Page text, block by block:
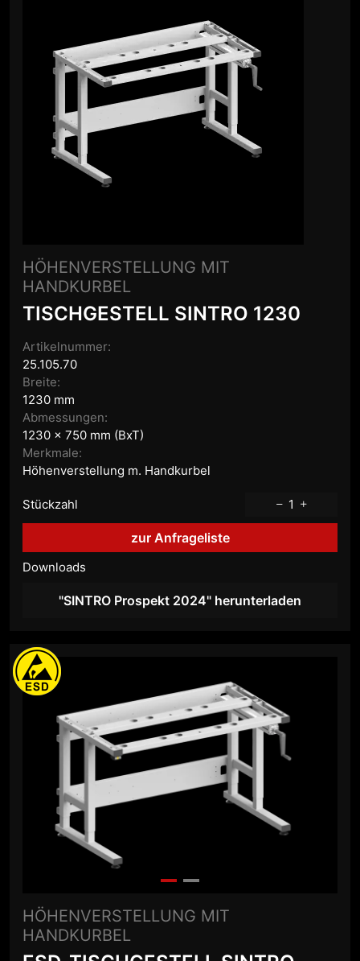
HÖHENVERSTELLUNG MIT
HANDKURBEL
TISCHGESTELL SINTRO 1230
Artikelnummer:
25.105.70
Breite:
1230 mm
Abmessungen:
1230 x 750 mm (BxT)
Merkmale:
Höhenverstellung m. Handkurbel
Stückzahl 1
zur Anfrageliste
Downloads
"SINTRO Prospekt 2024" herunterladen
HÖHENVERSTELLUNG MIT
HANDKURBEL